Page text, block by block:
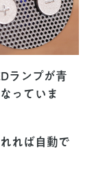
ランプが青
っていま
れば自動で